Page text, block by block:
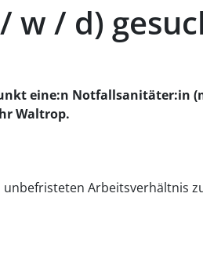
w / d)
eine:n Notfallsanitäter:in
Waltrop.
unbefristeten Arbeitsverhältnis